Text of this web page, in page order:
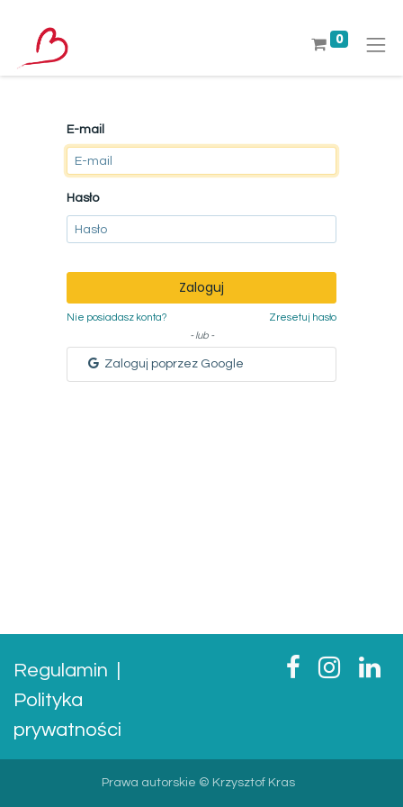
0
E-mail
Hasło
Zaloguj
Nie posiadasz konta?
Zresetuj hasło
- lub -
Zaloguj poprzez Google
Regulamin
Polityka
prywatności
Prawa autorskie © Krzysztof Kras